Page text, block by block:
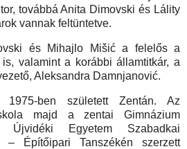
továbbá Anita Dimovski és Lálity
vannak feltüntetve.
és Mihajlo Mišić a felelős a
is, valamint a korábbi államtitkár, a
Aleksandra Damnjanović.
ben született Zentán. Az
majd a zentai Gimnázium
Egyetem Szabadkai
– Építőipari Tanszékén szerzett